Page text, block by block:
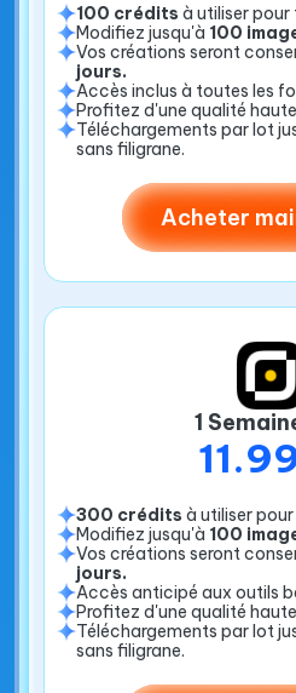
100 crédits à utiliser pour
Modifiez jusqu'à 100
Vos créations seront
jours.
Accès inclus à toutes les
Profitez d'une qualité
Téléchargements par lot
sans filigrane.
Acheter
1
300 crédits à utiliser
Modifiez jusqu'à 100
Vos créations seront
jours.
Accès anticipé aux outils
Profitez d'une qualité
Téléchargements par lot
sans filigrane.